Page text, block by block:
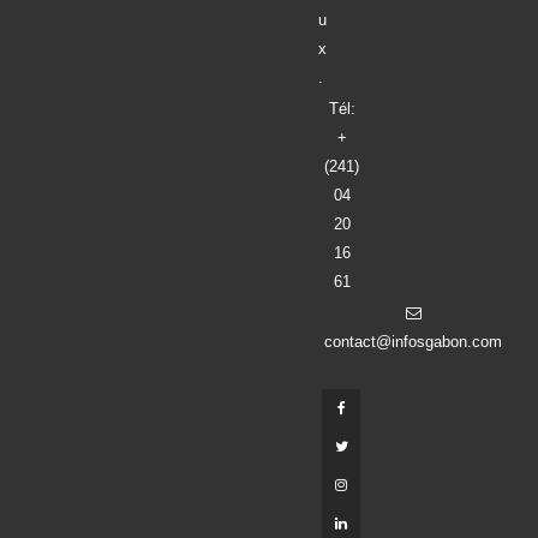
u
x
Tél:
+
(241)
04
20
16
61
contact@infosgabon.com